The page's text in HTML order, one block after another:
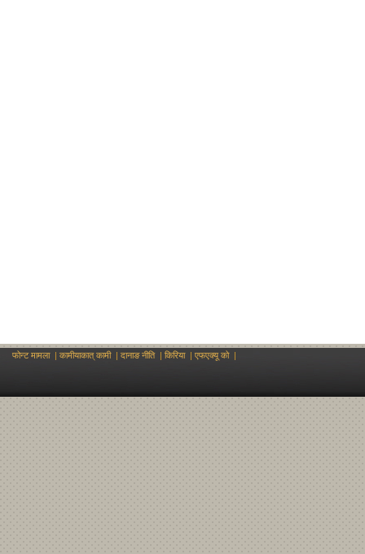
फोन्ट मामला| कामीयाकात् कामी| दानाङ नीति| किरिया| एफएक्यू को|